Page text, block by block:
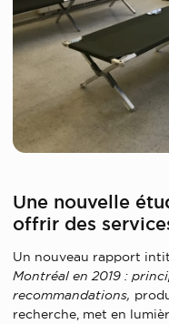
Une nouvelle
offrir des
Un nouveau rapport
Montréal en 2019 :
recommandations,
recherche, met en